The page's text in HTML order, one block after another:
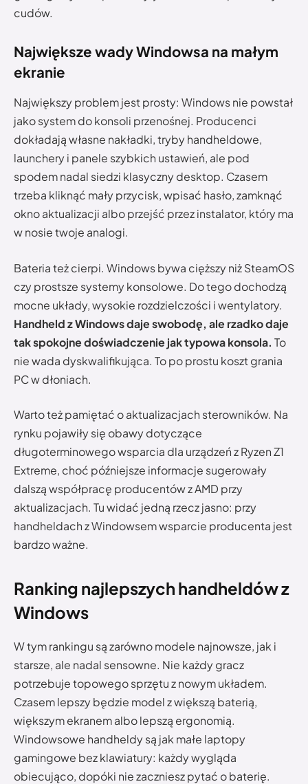
cudów.
Największe wady Windowsa na małym
ekranie
Największy problem jest prosty: Windows nie powstał
jako system do konsoli przenośnej. Producenci
dokładają własne nakładki, tryby handheldowe,
launchery i panele szybkich ustawień, ale pod
spodem nadal siedzi klasyczny desktop. Czasem
trzeba kliknąć mały przycisk, wpisać hasło, zamknąć
okno aktualizacji albo przejść przez instalator, który ma
w nosie twoje analogi.
Bateria też cierpi. Windows bywa cięższy niż SteamOS
czy prostsze systemy konsolowe. Do tego dochodzą
mocne układy, wysokie rozdzielczości i wentylatory.
Handheld z Windows daje swobodę, ale rzadko daje
tak spokojne doświadczenie jak typowa konsola. To
nie wada dyskwalifikująca. To po prostu koszt grania
PC w dłoniach.
Warto też pamiętać o aktualizacjach sterowników. Na
rynku pojawiły się obawy dotyczące
długoterminowego wsparcia dla urządzeń z Ryzen Z1
Extreme, choć późniejsze informacje sugerowały
dalszą współpracę producentów z AMD przy
aktualizacjach. Tu widać jedną rzecz jasno: przy
handheldach z Windowsem wsparcie producenta jest
bardzo ważne.
Ranking najlepszych handheldów z
Windows
W tym rankingu są zarówno modele najnowsze, jak i
starsze, ale nadal sensowne. Nie każdy gracz
potrzebuje topowego sprzętu z nowym układem.
Czasem lepszy będzie model z większą baterią,
większym ekranem albo lepszą ergonomią.
Windowsowe handheldy są jak małe laptopy
gamingowe bez klawiatury: każdy wygląda
obiecująco, dopóki nie zaczniesz pytać o baterię.